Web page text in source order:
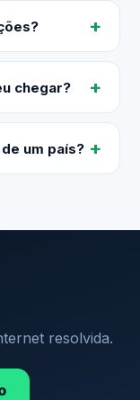
chegar?
um país?
resolvida.